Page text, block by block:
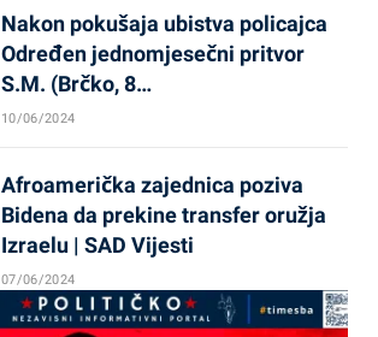
Nakon pokušaja ubistva policajca
Određen jednomjesečni pritvor
S.M. (Brčko, 8…
10/06/2024
Afroamerička zajednica poziva
Bidena da prekine transfer oružja
Izraelu | SAD Vijesti
07/06/2024